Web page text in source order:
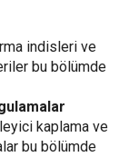
indisleri ve
bu bölümde
kaplama ve
bu bölümde